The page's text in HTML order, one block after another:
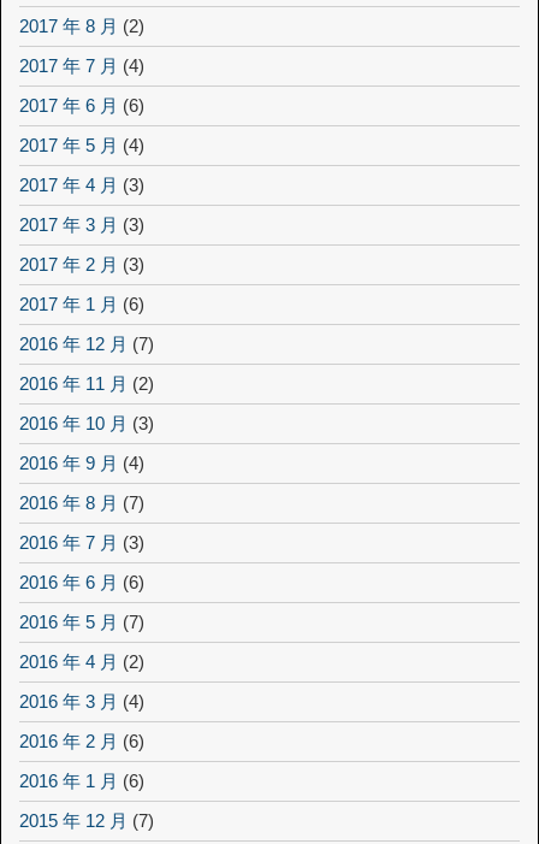
2017 年 8 月 (2)
2017 年 7 月 (4)
2017 年 6 月 (6)
2017 年 5 月 (4)
2017 年 4 月 (3)
2017 年 3 月 (3)
2017 年 2 月 (3)
2017 年 1 月 (6)
2016 年 12 月 (7)
2016 年 11 月 (2)
2016 年 10 月 (3)
2016 年 9 月 (4)
2016 年 8 月 (7)
2016 年 7 月 (3)
2016 年 6 月 (6)
2016 年 5 月 (7)
2016 年 4 月 (2)
2016 年 3 月 (4)
2016 年 2 月 (6)
2016 年 1 月 (6)
2015 年 12 月 (7)